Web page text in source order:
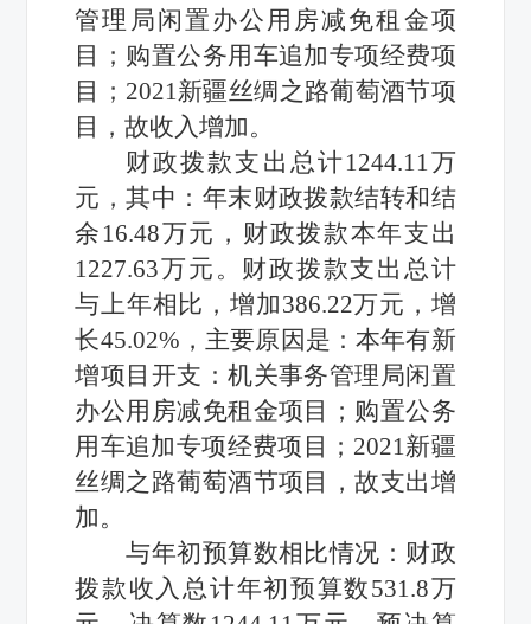
管理局闲置办公用房减免租金项
目；购置公务用车追加专项经费项
目； 2021新疆丝绸之路葡萄酒节项
目 ，故收入增加。
财政拨款支出 总计1244.11万
元，其中：年末财政拨款结转和结
余 16.48万元 ， 财政拨款本年支出
1227.63万元 。 财政拨款支出总计
与上年相比，增加386.22万元，增
长45.02%， 主要原因是 ：本年有新
增项目 开支：机关事务管理局闲置
办公用房减免租金项目；购置公务
用车追加专项经费项目； 2021新疆
丝绸之路葡萄酒节项目 ，故支出增
加。
与年初预算数相比情况：财政
拨款收入总计年初预算数531.8万